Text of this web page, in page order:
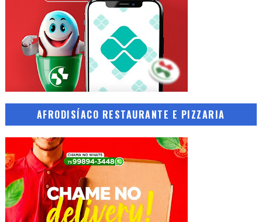
AFRODISÍACO RESTAURANTE E PIZZARIA